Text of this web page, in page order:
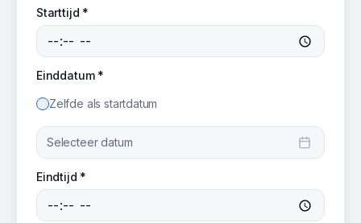
Starttijd *
Einddatum *
Zelfde als startdatum
Selecteer datum
Eindtijd *